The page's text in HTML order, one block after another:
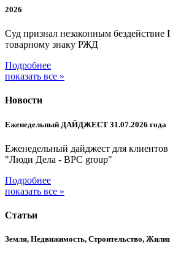
2026
Суд признал незаконным бездействие
товарному знаку РЖД
Подробнее
показать все »
Новости
Еженедельный ДАЙДЖЕСТ 31.07.2026 года
Еженедельный дайджест для
"Люди Дела - BPC group"
Подробнее
показать все »
Статьи
Земля, Недвижимость, Строительство,